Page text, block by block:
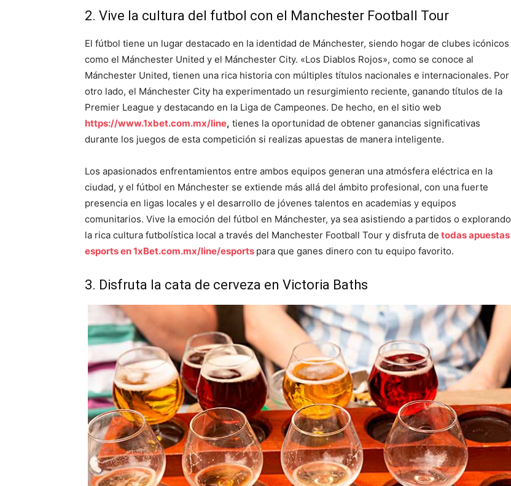
2. Vive la cultura del futbol con el Manchester Football Tour
El fútbol tiene un lugar destacado en la identidad de Mánchester, siendo hogar de clubes icónicos
como el Mánchester United y el Mánchester City. «Los Diablos Rojos», como se conoce al
Mánchester United, tienen una rica historia con múltiples títulos nacionales e internacionales. Por
otro lado, el Mánchester City ha experimentado un resurgimiento reciente, ganando títulos de la
Premier League y destacando en la Liga de Campeones. De hecho, en el sitio web
https://www.1xbet.com.mx/line, tienes la oportunidad de obtener ganancias significativas
durante los juegos de esta competición si realizas apuestas de manera inteligente.
Los apasionados enfrentamientos entre ambos equipos generan una atmósfera eléctrica en la
ciudad, y el fútbol en Mánchester se extiende más allá del ámbito profesional, con una fuerte
presencia en ligas locales y el desarrollo de jóvenes talentos en academias y equipos
comunitarios. Vive la emoción del fútbol en Mánchester, ya sea asistiendo a partidos o explorando
la rica cultura futbolística local a través del Manchester Football Tour y disfruta de todas apuestas
esports en 1xBet.com.mx/line/esports para que ganes dinero con tu equipo favorito.
3. Disfruta la cata de cerveza en Victoria Baths